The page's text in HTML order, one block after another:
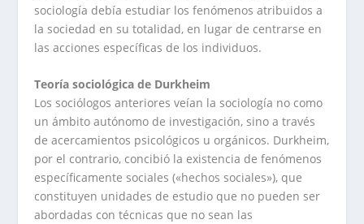
sociología debía estudiar los fenómenos atribuidos a
la sociedad en su totalidad, en lugar de centrarse en
las acciones específicas de los individuos.
Teoría sociológica de Durkheim
Los sociólogos anteriores veían la sociología no como
un ámbito autónomo de investigación, sino a través
de acercamientos psicológicos u orgánicos. Durkheim,
por el contrario, concibió la existencia de fenómenos
específicamente sociales («hechos sociales»), que
constituyen unidades de estudio que no pueden ser
abordadas con técnicas que no sean las